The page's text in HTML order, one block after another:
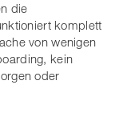
die
komplett
von wenigen
kein
oder